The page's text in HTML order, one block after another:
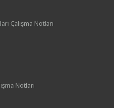
Çalışma Notları
Notları